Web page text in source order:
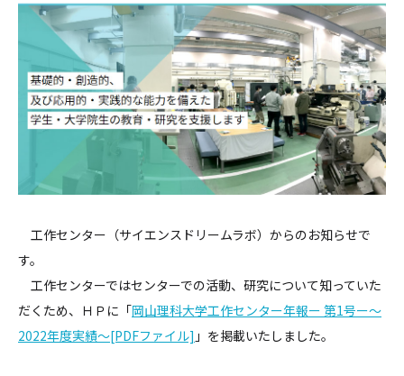
工作センター（サイエンスドリームラボ）からのお知らせで
す。
工作センターではセンターでの活動、研究について知っていた
だくため、ＨＰに「岡山理科大学工作センター年報ー 第1号ー～
2022年度実績～[PDFファイル] 」を掲載いたしました。